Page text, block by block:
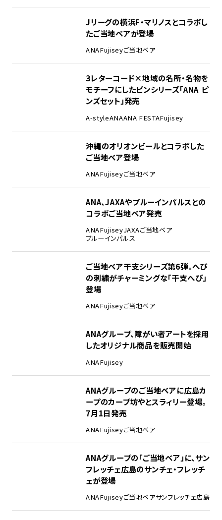
Jリーグの横浜F・マリノスとコラボし
たご当地ベアが登場
ANAFujiseyご当地ベア
3レターコード×地域の名所・名物を
モチーフにしたピンシリーズ「ANA ピ
ンズセット」発売
A-styleANAANA FESTAFujisey
沖縄のオリオンビールとコラボした
ご当地ベア登場
ANAFujiseyご当地ベア
ANA、JAXAやブルーインパルスとの
コラボご当地ベア発売
ANAFujiseyJAXAご当地ベア
ブルーインパルス
ご当地ベア干支シリーズ第6弾。へび
の刺繍がチャーミングな「干支へび」
登場
ANAFujiseyご当地ベア
ANAグループ、障がい者アートを採用
したオリジナル商品を販売開始
ANAFujisey
ANAグループのご当地ベアに広島カ
ープのカープ坊やとスラィリー登場。
7月1日発売
ANAFujiseyご当地ベア
ANAグループの「ご当地ベア」に、サン
フレッチェ広島のサンチェ・フレッチ
ェが登場
ANAFujiseyご当地ベアサンフレッチェ広島